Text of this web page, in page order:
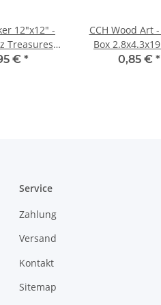
12"x12" -
Treasures &
€ *
CCH Wood Art
Box
0,85 € *
Service
Zahlung
Versand
Kontakt
Sitemap